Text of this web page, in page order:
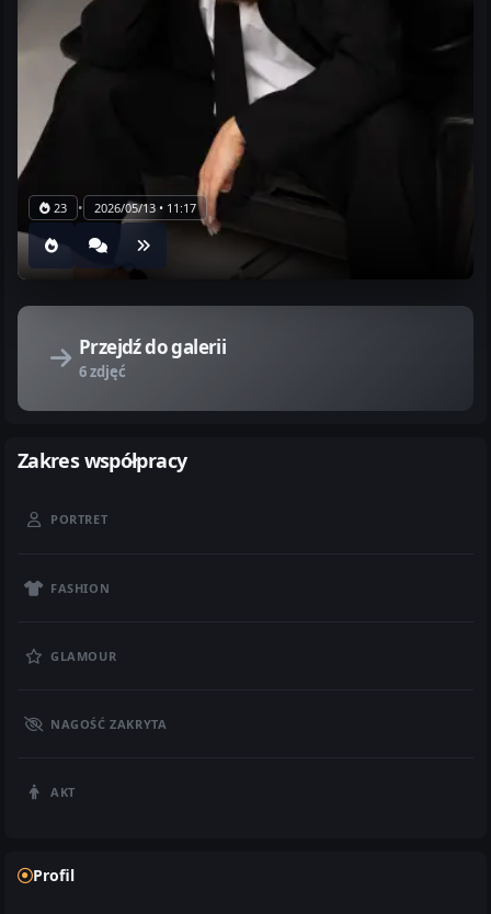
23 • 2026/05/13 • 11:17
Przejdź do galerii
6 zdjęć
Zakres współpracy
PORTRET
FASHION
GLAMOUR
NAGOŚĆ ZAKRYTA
AKT
Profil